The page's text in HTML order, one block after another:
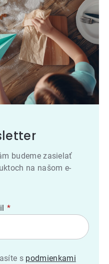
budeme zasielať
na našom e-
s podmienkami